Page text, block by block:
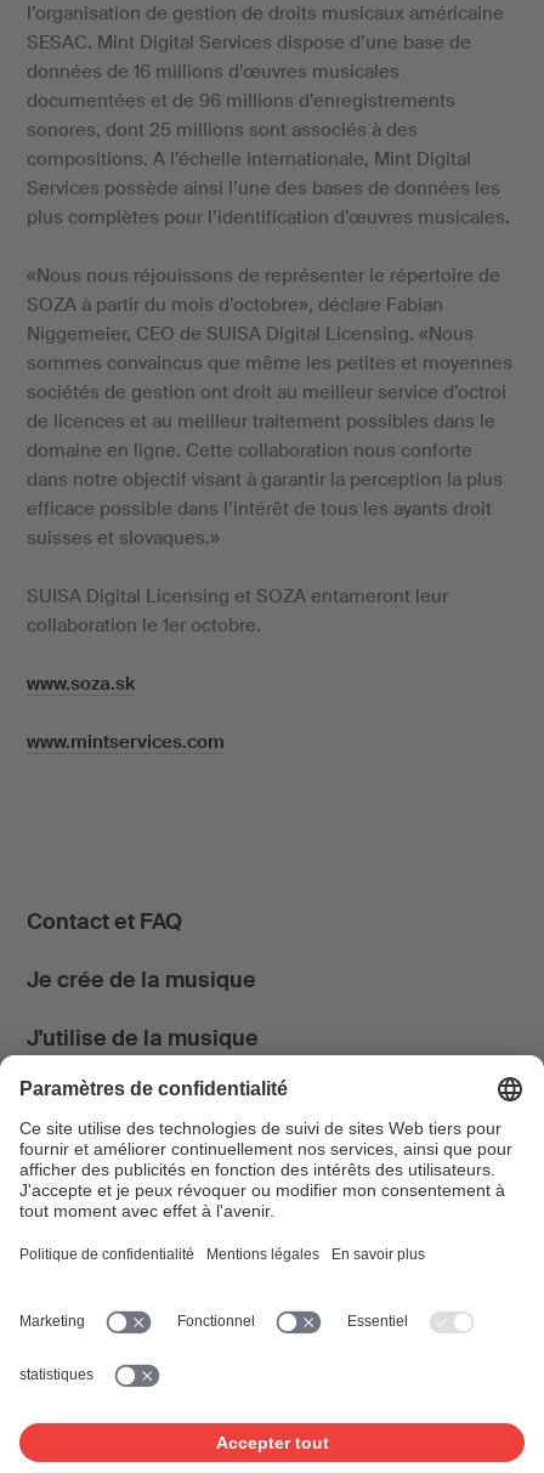
l’organisation de gestion de droits musicaux américaine
SESAC. Mint Digital Services dispose d’une base de
données de 16 millions d’œuvres musicales
documentées et de 96 millions d’enregistrements
sonores, dont 25 millions sont associés à des
compositions. A l’échelle internationale, Mint Digital
Services possède ainsi l’une des bases de données les
plus complètes pour l’identification d’œuvres musicales.
«Nous nous réjouissons de représenter le répertoire de
SOZA à partir du mois d’octobre», déclare Fabian
Niggemeier, CEO de SUISA Digital Licensing. «Nous
sommes convaincus que même les petites et moyennes
sociétés de gestion ont droit au meilleur service d’octroi
de licences et au meilleur traitement possibles dans le
domaine en ligne. Cette collaboration nous conforte
dans notre objectif visant à garantir la perception la plus
efficace possible dans l’intérêt de tous les ayants droit
suisses et slovaques.»
SUISA Digital Licensing et SOZA entameront leur
collaboration le 1er octobre.
www.soza.sk
www.mintservices.com
Contact et FAQ
Je crée de la musique
J'utilise de la musique
News & Agenda
FONDATION SUISA ↗
FacebookInstagram YouTube
Blog